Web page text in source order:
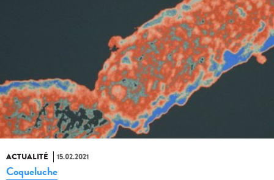
ACTUALITÉ 15.02.2021
Coqueluche